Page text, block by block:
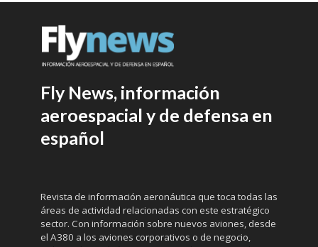
Fly News, información
aeroespacial y de defensa en
español
Revista de información aeronáutica que toca todas las
áreas de actividad relacionadas con este estratégico
sector. Con información sobre nuevos aviones, desde
el A380 a los aviones corporativos o de negocio,